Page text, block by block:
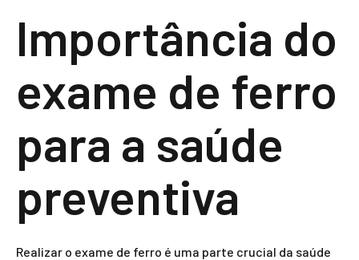
Importância do
exame de ferro
para a saúde
preventiva
Realizar o exame de ferro é uma parte crucial da saúde